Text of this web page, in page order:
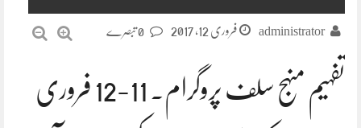
administrator فروری 12, 2017
تفہیم منہج سلف پروگرام۔ 11-12 فروری